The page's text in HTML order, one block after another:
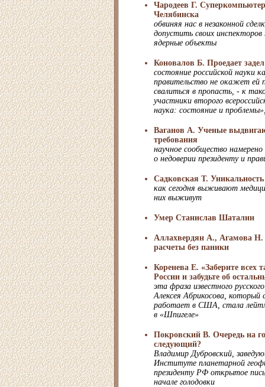
Чародеев Г.
Челябинска
обвиняя нас в незаконной
допустить своих инспекторов
ядерные объекты
Коновалов Б. Проедает задел
состояние российской науки
правительство не окажет
свалиться в пропасть, - к
участники второго
наука: состояние и
Ваганов А. Ученые
требования
научное сообщество
о недоверии президенту и
Садковская Т. Уникальность
как сегодня выживают
них выживут
Умер Станислав Шаталин
Аллахвердян А., Агамова
расчеты без паники
Коренева Е. «Заберите всех
России и забудьте об
эта фраза известного
Алексея Абрикосова,
работает в США, стала
в «Шпигеле»
Покровский В. Очередь на
следующий?
Владимир Дубровский,
Институте планетарной
президенту РФ открытое
начале голодовки